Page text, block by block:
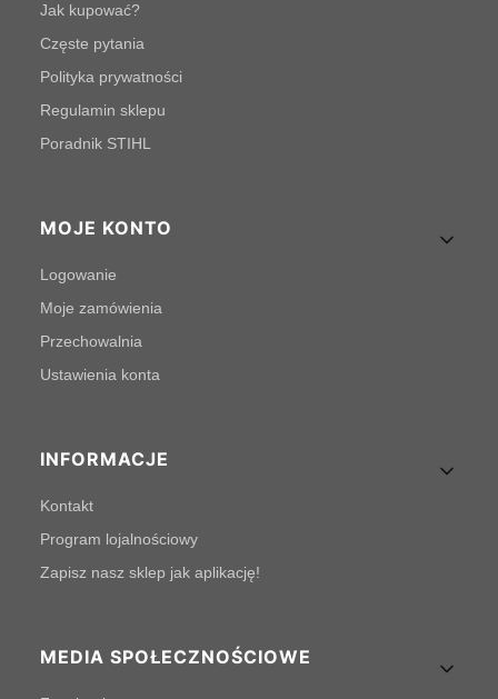
Jak kupować?
Częste pytania
Polityka prywatności
Regulamin sklepu
Poradnik STIHL
MOJE KONTO
Logowanie
Moje zamówienia
Przechowalnia
Ustawienia konta
INFORMACJE
Kontakt
Program lojalnościowy
Zapisz nasz sklep jak aplikację!
MEDIA SPOŁECZNOŚCIOWE